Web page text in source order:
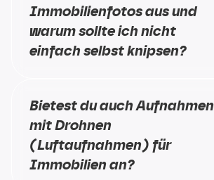
Immobilienfotos aus und
warum sollte ich nicht
einfach selbst knipsen?
Bietest du auch Aufnahmen
mit Drohnen
(Luftaufnahmen) für
Immobilien an?